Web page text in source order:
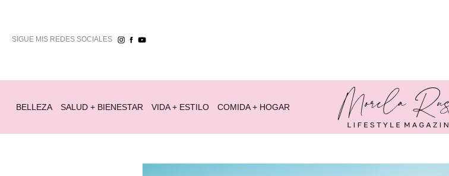
SIGUE MIS REDES SOCIALES
BELLEZA SALUD + BIENESTAR VIDA + ESTILO COMIDA + HOGAR